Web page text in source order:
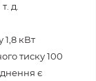
д.
1,8 кВт
тиску 100
є